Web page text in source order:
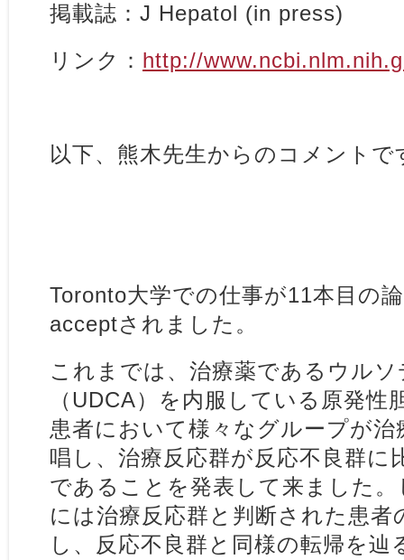
掲載誌：J Hepatol (in press)
リンク： http://
以下、熊木先生からのコメントで
Toronto大学での仕事が11本目の
acceptされました。
これまでは、治療薬であるウル
（UDCA）を内服している原発性
患者において様々なグループが
唱し、治療反応群が反応不良群に
であることを発表して来ました
には治療反応群と判断された患者
し、反応不良群と同様の転帰を